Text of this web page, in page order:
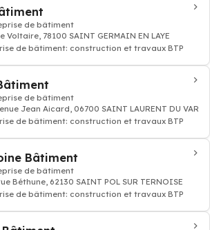
de bâtiment
Voltaire, 78100 SAINT GERMAIN EN LAYE
de bâtiment: construction et travaux BTP
de bâtiment
Jean Aicard, 06700 SAINT LAURENT DU VAR
de bâtiment: construction et travaux BTP
Bâtiment
de bâtiment
Béthune, 62130 SAINT POL SUR TERNOISE
de bâtiment: construction et travaux BTP